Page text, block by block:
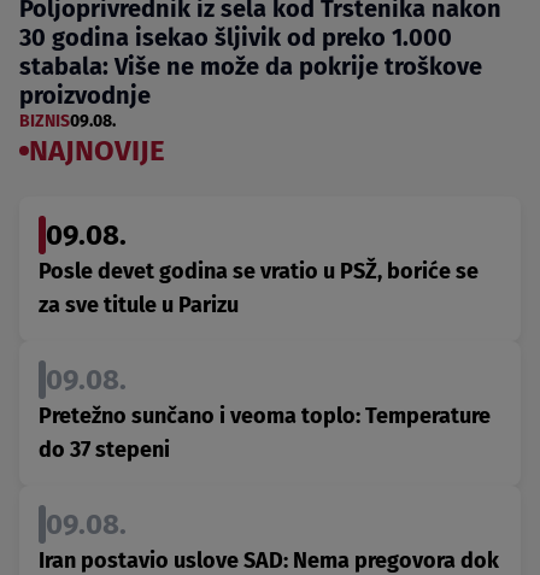
Poljoprivrednik iz sela kod Trstenika nakon
30 godina isekao šljivik od preko 1.000
stabala: Više ne može da pokrije troškove
proizvodnje
BIZNIS09.08.
NAJNOVIJE
09.08.
Posle devet godina se vratio u PSŽ, boriće se
za sve titule u Parizu
09.08.
Pretežno sunčano i veoma toplo: Temperature
do 37 stepeni
09.08.
Iran postavio uslove SAD: Nema pregovora dok